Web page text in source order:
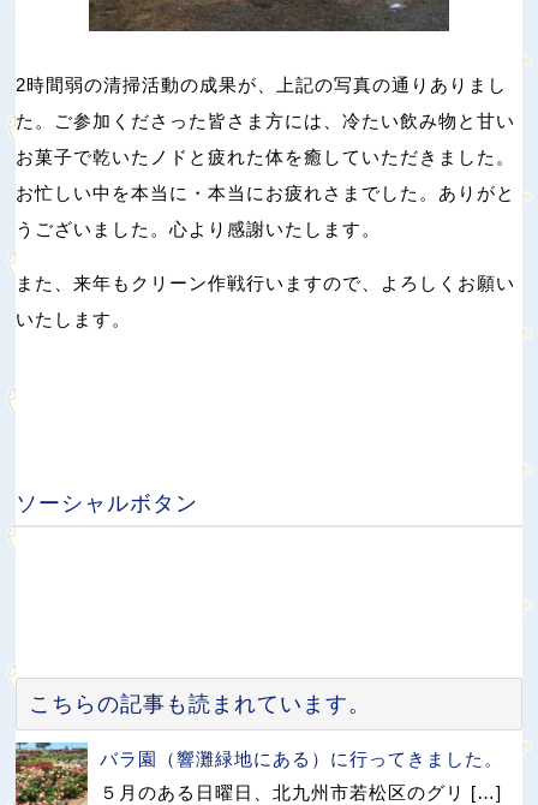
2時間弱の清掃活動の成果が、上記の写真の通りありまし
た。ご参加くださった皆さま方には、冷たい飲み物と甘い
お菓子で乾いたノドと疲れた体を癒していただきました。
お忙しい中を本当に・本当にお疲れさまでした。ありがと
うございました。心より感謝いたします。
また、来年もクリーン作戦行いますので、よろしくお願い
いたします。
ソーシャルボタン
こちらの記事も読まれています。
バラ園（響灘緑地にある）に行ってきました。
５月のある日曜日、北九州市若松区のグリ […]